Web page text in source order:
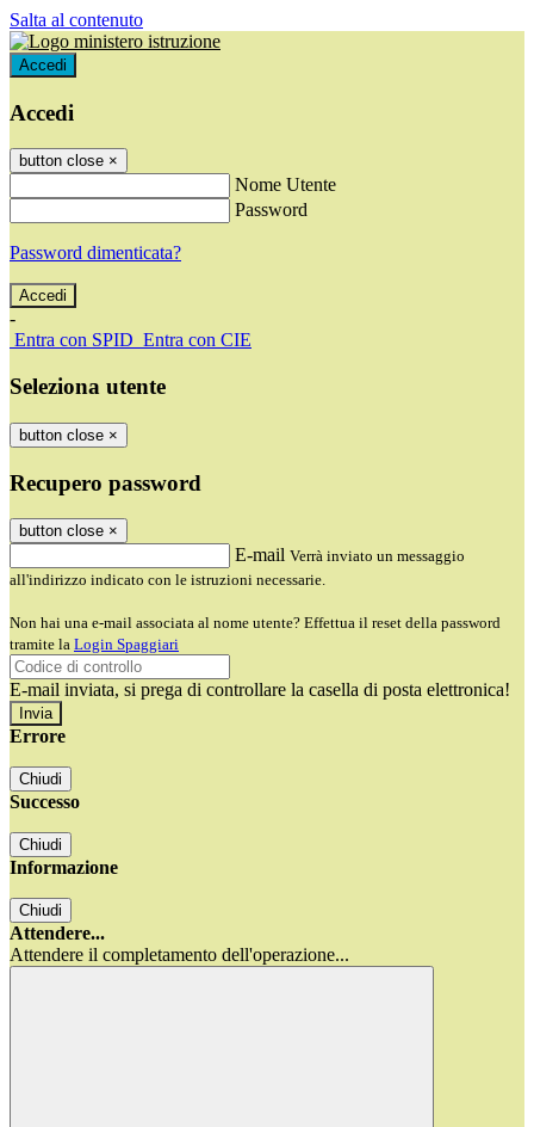
Salta al contenuto
Accedi
Accedi
button close ×
Nome Utente
Password
Password dimenticata?
-
Entra con SPID Entra con CIE
Seleziona utente
button close ×
Recupero password
button close ×
E-mail Verrà inviato un messaggio
all'indirizzo indicato con le istruzioni necessarie.
Non hai una e-mail associata al nome utente? Effettua il reset della password
tramite la Login Spaggiari
E-mail inviata, si prega di controllare la casella di posta elettronica!
Errore
Chiudi
Successo
Chiudi
Informazione
Chiudi
Attendere...
Attendere il completamento dell'operazione...